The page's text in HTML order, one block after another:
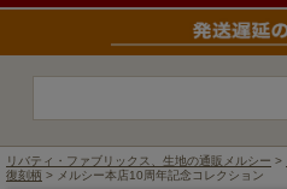
リバティ・ファブリックス、生地の通販メルシー >
復刻柄 > メルシー本店10周年記念コレクション